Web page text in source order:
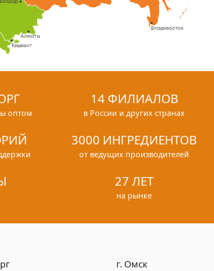
оптом
14 ФИЛИАЛОВ
в России и других странах
3000 ИНГРЕДИЕНТОВ
от ведущих производителей
27 ЛЕТ
на рынке
г. Омск